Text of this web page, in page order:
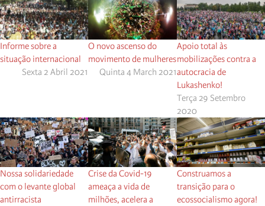
Informe sobre a
situação internacional
Sexta 2 Abril 2021
O novo ascenso do
movimento de mulheres
Quinta 4 March 2021
Apoio total às
mobilizações contra a
autocracia de
Lukashenko!
Terça 29 Setembro
2020
Nossa solidariedade
com o levante global
antirracista
Crise da Covid-19
ameaça a vida de
milhões, acelera a
Construamos a
transição para o
ecossocialismo agora!